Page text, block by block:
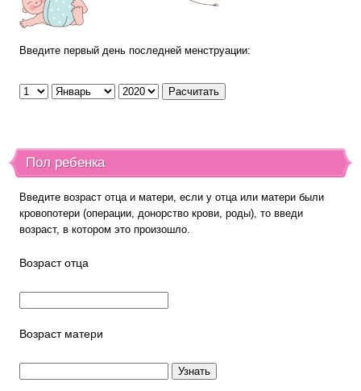
Введите первый день последней менструации:
Пол ребенка
Введите возраст отца и матери, если у отца или матери были
кровопотери (операции, донорство крови, роды), то введи
возраст, в котором это произошло.
Возраст отца
Возраст матери